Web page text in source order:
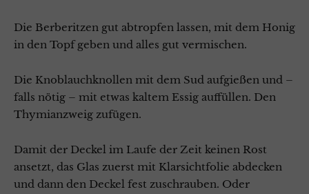
Die Berberitzen gut abtropfen lassen, mit dem Honig
in den Topf geben und alles gut vermischen.
Die Knoblauchknollen mit dem Sud aufgießen und –
falls nötig – mit etwas kaltem Essig auffüllen. Den
Thymianzweig zufügen.
Damit der Deckel im Laufe der Zeit keinen Rost
ansetzt, das Glas zuerst mit Klarsichtfolie abdecken
und dann den Deckel fest zuschrauben. Oder